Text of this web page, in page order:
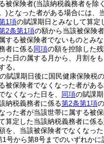
被保険者(当該納税義務者を除
)となった者がある場合には、
1項の賦課期日とみなして算定
2条第1項の額から当該被保険
する被保険者でないものとみ
者に係る同項の額を控除した
た日の属する月から、月割を
る。
の賦課期日後に国民健康保険税
被保険者でなくなった者があ
なくなった日を、 同項の賦課
納税義務者に係る第2条第1項
った者が当該世帯に属する被
算定した当該納税義務者に係る
を、当該被保険者でなくなった
1号から第8号までのいずれかに